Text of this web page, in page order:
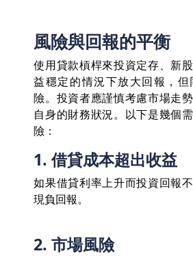
風險與回報的平衡
使用貸款槓桿來投資定存、新
益穩定的情況下放大回報，
險。投資者應謹慎考慮市場走
自身的財務狀況。以下是幾個
險：
1. 借貸成本超出收益
如果借貸利率上升而投資回報
現負回報。
2. 市場風險